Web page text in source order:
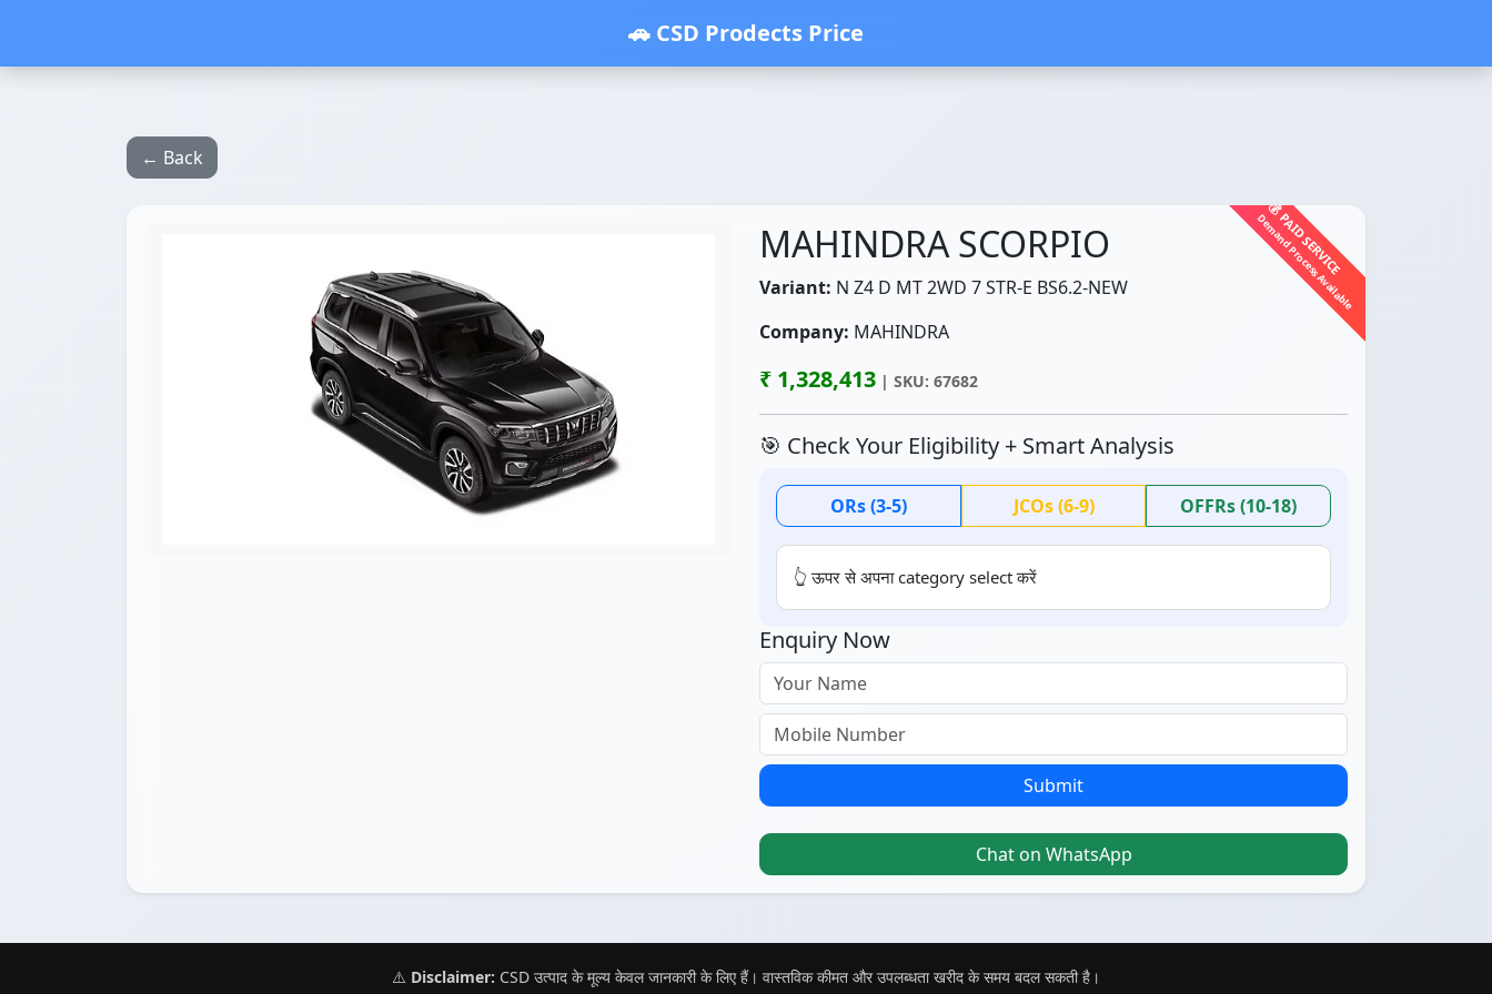
🚗 CSD Prodects Price
← Back
💰 PAID SERVICE
Demand Process Available
MAHINDRA SCORPIO
Variant: N Z4 D MT 2WD 7 STR-E BS6.2-NEW
Company: MAHINDRA
₹ 1,328,413 | SKU: 67682
🎯 Check Your Eligibility + Smart Analysis
ORs (3-5) JCOs (6-9) OFFRs (10-18)
👆 ऊपर से अपना category select करें
Enquiry Now
Submit
Chat on WhatsApp
⚠️ Disclaimer: CSD उत्पाद के मूल्य केवल जानकारी के लिए हैं। वास्तविक कीमत और उपलब्धता खरीद के समय बदल सकती है।